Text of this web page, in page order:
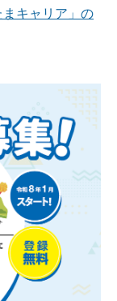
キャリア」の